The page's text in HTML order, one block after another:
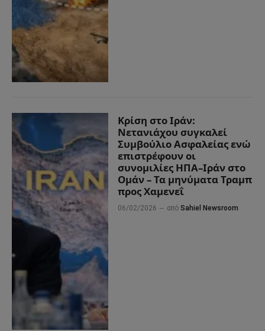
Κρίση στο Ιράν:
Νετανιάχου συγκαλεί
Συμβούλιο Ασφαλείας ενώ
επιστρέφουν οι
συνομιλίες ΗΠΑ–Ιράν στο
Ομάν – Τα μηνύματα Τραμπ
προς Χαμενεΐ
06/02/2026 από Sahiel Newsroom